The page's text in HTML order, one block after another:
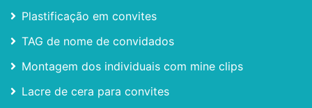
Plastificação em convites
TAG de nome de convidados
Montagem dos individuais com mine clips
Lacre de cera para convites